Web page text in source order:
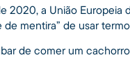
2020, a União
mentira” de usar
de comer um